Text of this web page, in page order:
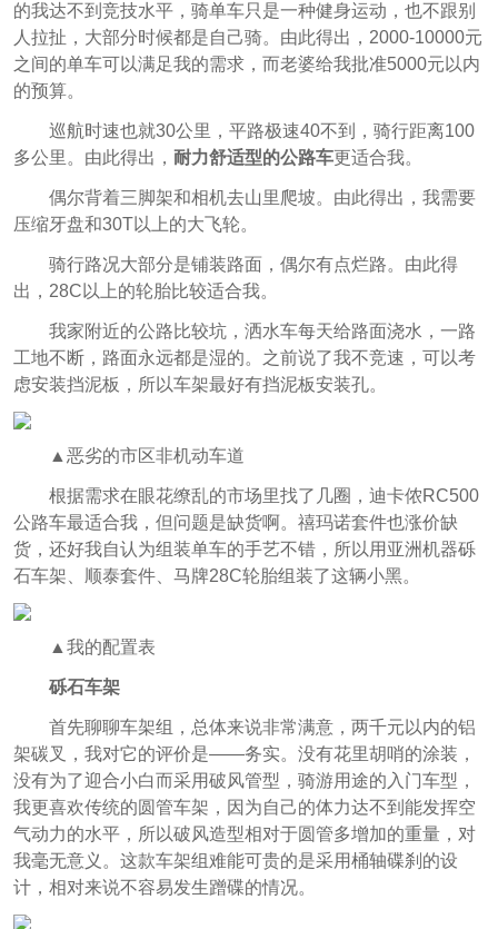
的我达不到竞技水平，骑单车只是一种健身运动，也不跟别
人拉扯，大部分时候都是自己骑。由此得出，2000-10000元
之间的单车可以满足我的需求，而老婆给我批准5000元以内
的预算。
巡航时速也就30公里，平路极速40不到，骑行距离100
多公里。由此得出， 耐力舒适型的公路车更适合我。
偶尔背着三脚架和相机去山里爬坡。由此得出，我需要
压缩牙盘和30T以上的大飞轮。
骑行路况大部分是铺装路面，偶尔有点烂路。由此得
出，28C以上的轮胎比较适合我。
我家附近的公路比较坑，洒水车每天给路面浇水，一路
工地不断，路面永远都是湿的。之前说了我不竞速，可以考
虑安装挡泥板，所以车架最好有挡泥板安装孔。
▲恶劣的市区非机动车道
根据需求在眼花缭乱的市场里找了几圈，迪卡侬RC500
公路车最适合我，但问题是缺货啊。禧玛诺套件也涨价缺
货，还好我自认为组装单车的手艺不错，所以用亚洲机器砾
石车架、顺泰套件、马牌28C轮胎组装了这辆小黑。
▲我的配置表
砾石车架
首先聊聊车架组，总体来说非常满意，两千元以内的铝
架碳叉，我对它的评价是——务实。没有花里胡哨的涂装，
没有为了迎合小白而采用破风管型，骑游用途的入门车型，
我更喜欢传统的圆管车架，因为自己的体力达不到能发挥空
气动力的水平，所以破风造型相对于圆管多增加的重量，对
我毫无意义。这款车架组难能可贵的是采用桶轴碟刹的设
计，相对来说不容易发生蹭碟的情况。